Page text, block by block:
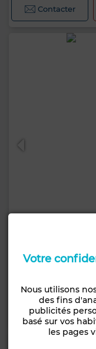
Contacter
970 000 TND
Villa à El Menzah
Contacter
Votre
Nous utilisons
des fins
publicités
basé sur vos
les pages